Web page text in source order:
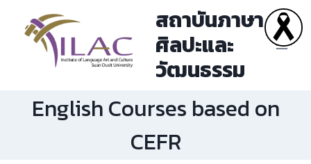
content
สถาบันภาษา
ศิลปะและ
วัฒนธรรม
English Courses based on
CEFR